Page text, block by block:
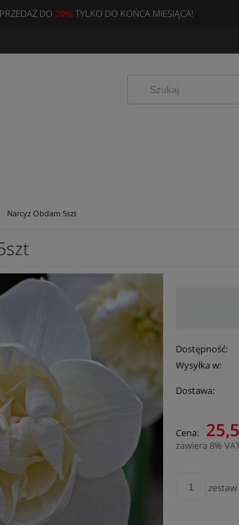
DO 70%TYLKO DO KOŃCA MIESIĄCA!
Narcyz Obdam 5szt
Dostępność:
Wysyłka w:
Dostawa:
Cena nie zawiera
płatności
Cena:
zawiera 8%
zestaw